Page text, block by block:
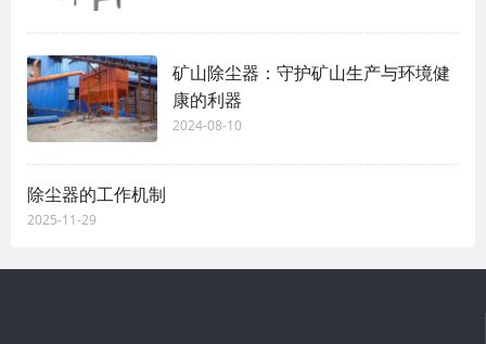
矿山除尘器：守护矿山生产与环境健
康的利器
2024-08-10
除尘器的工作机制
2025-11-29